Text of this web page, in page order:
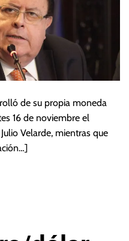
de su propia moneda
16 de noviembre el
Velarde, mientras que